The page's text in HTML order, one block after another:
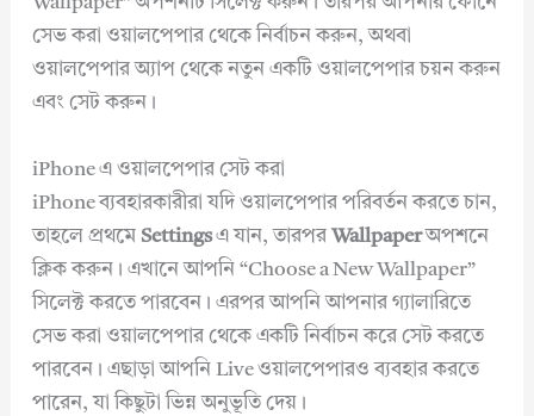
সেভ করা ওয়ালপেপার থেকে নির্বাচন করুন, অথবা
ওয়ালপেপার অ্যাপ থেকে নতুন একটি ওয়ালপেপার চয়ন করুন
এবং সেট করুন।
iPhone এ ওয়ালপেপার সেট করা
iPhone ব্যবহারকারীরা যদি ওয়ালপেপার পরিবর্তন করতে চান,
তাহলে প্রথমে Settingsএ যান, তারপর Wallpaperঅপশনে
ক্লিক করুন। এখানে আপনি “Choose a New Wallpaper”
সিলেক্ট করতে পারবেন। এরপর আপনি আপনার গ্যালারিতে
সেভ করা ওয়ালপেপার থেকে একটি নির্বাচন করে সেট করতে
পারবেন। এছাড়া আপনি Live ওয়ালপেপারও ব্যবহার করতে
পারেন, যা কিছুটা ভিন্ন অনুভূতি দেয়।